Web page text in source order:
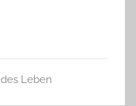
Leben